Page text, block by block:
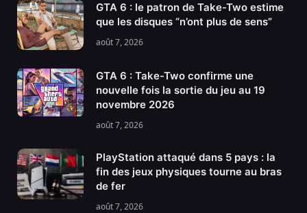
GTA 6 : le patron de Take-Two estime
que les disques “n’ont plus de sens”
août 7, 2026
GTA 6 : Take-Two confirme une
nouvelle fois la sortie du jeu au 19
novembre 2026
août 7, 2026
PlayStation attaqué dans 5 pays : la
fin des jeux physiques tourne au bras
de fer
août 7, 2026